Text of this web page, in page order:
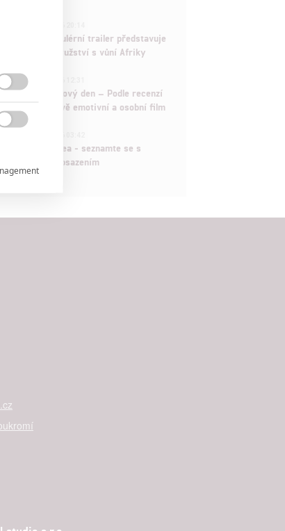
a kostí: Regulérní trailer představuje
dobrodružství s vůní Afriky
| 30.07.2026 12:31
Man: Zbrusu nový den – Podle recenzí
čekat překvapivě emotivní a osobní film
Odyssea - seznamte se s
nabitým obsazením